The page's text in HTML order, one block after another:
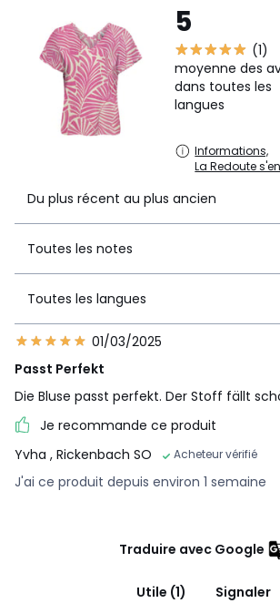
5
(1)
moyenne des
dans toutes les
langues
Informations,
La Redoute
Du plus récent au plus ancien
Toutes les notes
Toutes les langues
01/03/2025
Passt Perfekt
Die Bluse passt perfekt. Der Stoff fällt
Je recommande ce produit
Yvha , Rickenbach SO Acheteur vérifié
J'ai ce produit depuis environ 1 semaine
Traduire avec Google
Utile (1)
Signaler